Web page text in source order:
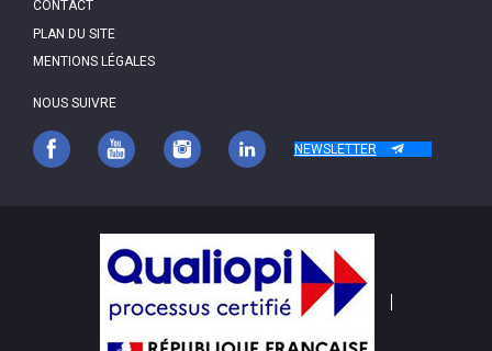
DE
PAGE
CONTACT
PLAN DU SITE
MENTIONS LÉGALES
NOUS SUIVRE
NEWSLETTER